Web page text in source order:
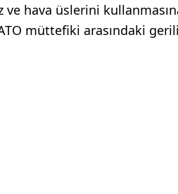
hava üslerini
müttefiki arasındaki